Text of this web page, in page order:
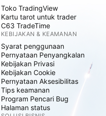
Toko TradingView
Kartu tarot untuk trader
C63 TradeTime
KEBIJAKAN & KEAMANAN
Syarat penggunaan
Pernyataan Penyangkalan
Kebijakan Privasi
Kebijakan Cookie
Pernyataan Aksesibilitas
Tips keamanan
Program Pencari Bug
Halaman status